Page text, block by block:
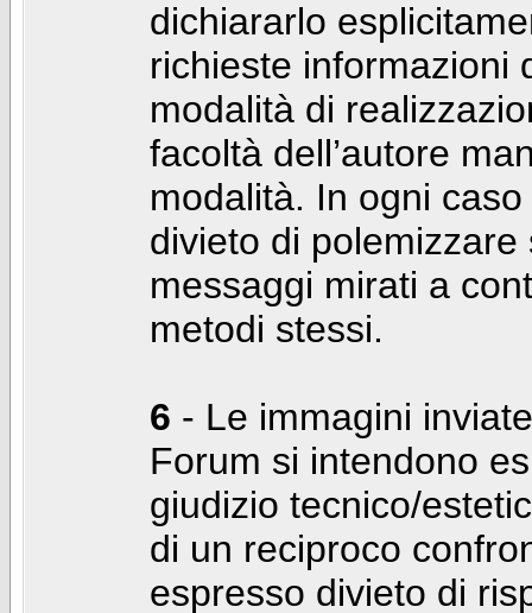
dichiararlo
richieste informazioni
modalità di
facoltà dell’autore
modalità. In ogni
divieto di
messaggi mirati a
metodi stessi.
6 - Le immagini
Forum si intendono
giudizio tecnico/
di un reciproco
espresso divieto di